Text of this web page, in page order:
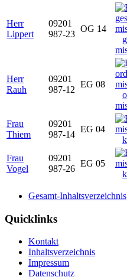
Herr
Lippert
09201
987-23
OG 14
Herr
Rauh
09201
987-12
EG 08
Frau
Thiem
09201
987-14
EG 04
Frau
Vogel
09201
987-26
EG 05
Gesamt-Inhaltsverzeichnis
Quicklinks
Kontakt
Inhaltsverzeichnis
Impressum
Datenschutz